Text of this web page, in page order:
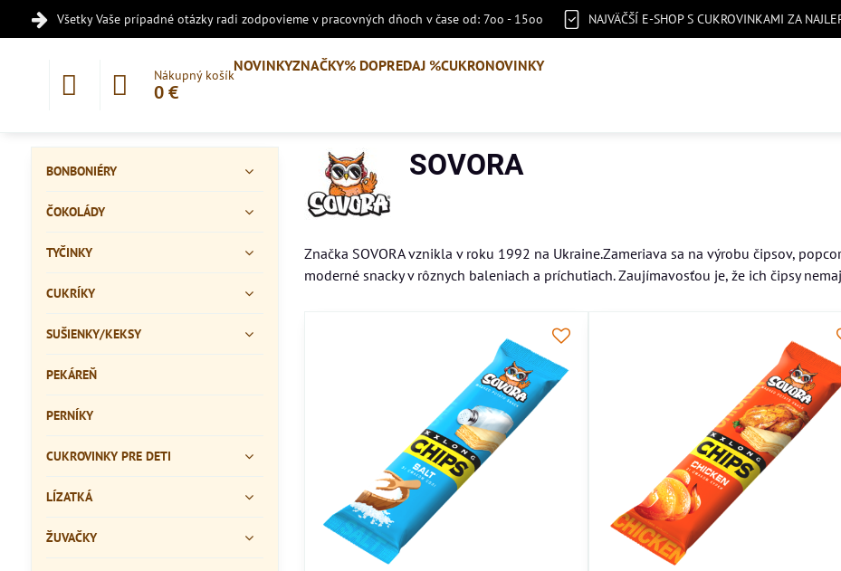
Všetky Vaše prípadné otázky radi zodpovieme v pracovných dňoch v čase od: 7oo - 15oo NAJVÄČŠÍ E-SHOP S CUKROVINKAMI ZA
Nákupný košík
0 €
NOVINKYZNAČKY% DOPREDAJ %CUKRONOVINKY
SOVORA
Značka SOVORA vznikla v roku 1992 na Ukraine.Zameriava sa na výrobu čipsov,
moderné snacky v rôznych baleniach a príchutiach. Zaujímavosťou je, že ich čipsy
BONBONIÉRY
ČOKOLÁDY
TYČINKY
CUKRÍKY
SUŠIENKY/KEKSY
PEKÁREŇ
PERNÍKY
CUKROVINKY PRE DETI
LÍZATKÁ
ŽUVAČKY